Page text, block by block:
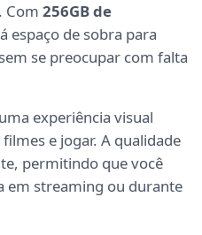
Com 256GB de
espaço de sobra para
se preocupar com falta
experiência visual
e jogar. A qualidade
permitindo que você
em streaming ou durante